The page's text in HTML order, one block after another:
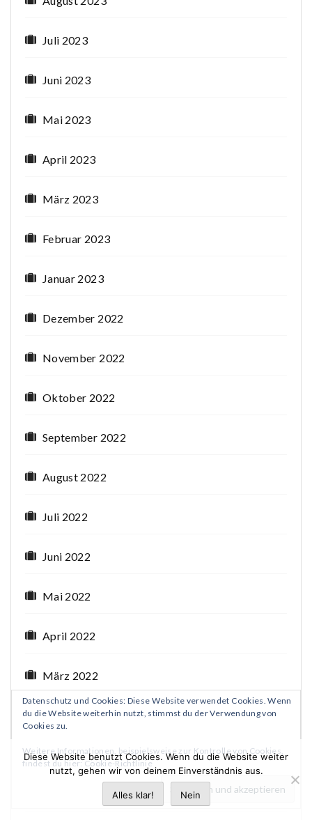
Juli 2023
Juni 2023
Mai 2023
April 2023
März 2023
Februar 2023
Januar 2023
Dezember 2022
November 2022
Oktober 2022
September 2022
August 2022
Juli 2022
Juni 2022
Mai 2022
April 2022
März 2022
Februar 2022
Januar 2022
Dezember 2021
Datenschutz und Cookies: Diese Website verwendet Cookies. Wenn
du die Website weiterhin nutzt, stimmst du der Verwendung von
Cookies zu.
Weitere Informationen, beispielsweise zur Kontrolle von Cookies,
findest du hier:Cookie-Richtlinie
Diese Website benutzt Cookies. Wenn du die Website weiter
nutzt, gehen wir von deinem Einverständnis aus.
Alles klar! Nein